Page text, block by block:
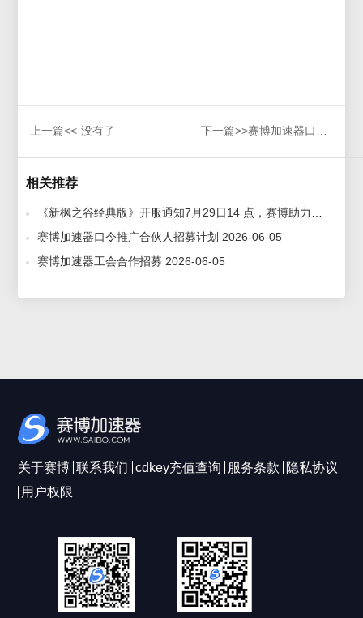
上一篇<< 没有了 下一篇>>赛博加速器口令推广合伙人招募计划
相关推荐
赛博加速器口令推广合伙人招募计划 2026-06-05
赛博加速器工会合作招募 2026-06-05
关于赛博 联系我们 cdkey充值查询 服务条款
隐私协议
用户权限